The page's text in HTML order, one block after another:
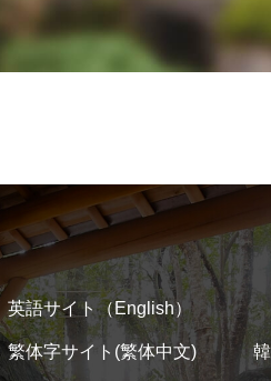
英語サイト（English）
繁体字サイト(繁体中文)